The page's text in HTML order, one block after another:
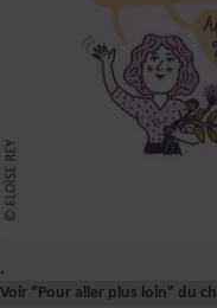
Voir "Pour aller plus loin" du